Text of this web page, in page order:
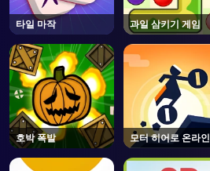
타일 마작 과일 삼키기 게임
호박 폭발 모터 히어로 온라인